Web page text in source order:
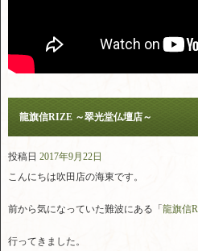
龍旗信RIZE ～翠光堂仏壇店～
投稿日 2017年9月22日
こんにちは吹田店の海東です。
前から気になっていた難波にある「 龍旗信
行ってきました。